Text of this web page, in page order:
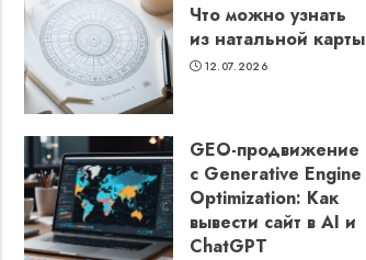
Что можно узнать
из натальной карты
12.07.2026
GEO-продвижение
с Generative Engine
Optimization: Как
вывести сайт в AI и
ChatGPT